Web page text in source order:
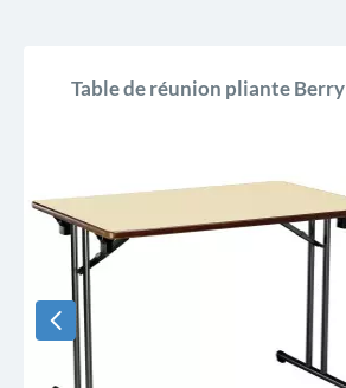
Table de réunion pliante Berry